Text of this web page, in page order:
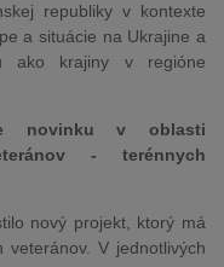
republiky v kontexte
a situácie na Ukrajine a
ako krajiny v regióne
novinku v oblasti
- terénnych
nový projekt, ktorý má
V jednotlivých